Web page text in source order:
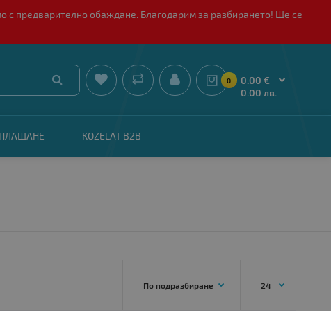
с предварително обаждане. Благодарим за разбирането! Ще се
 0

0.00 €
0.00 лв.
KOZELAT B2B